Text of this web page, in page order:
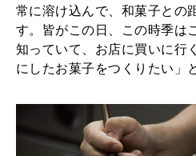
常に溶け込んで、和菓子との
す。皆がこの日、この時季は
知っていて、お店に買いに行
にしたお菓子をつくりたい」